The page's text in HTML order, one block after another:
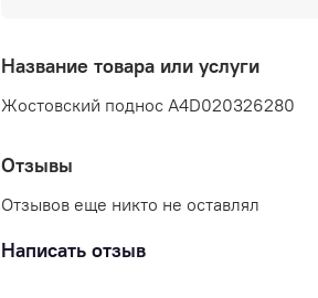
Название товара или услуги
Жостовский поднос A4D020326280
Отзывы
Отзывов еще никто не оставлял
Написать отзыв